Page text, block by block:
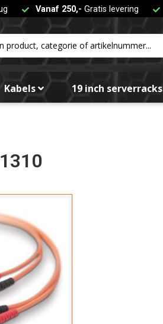
Vanaf 250,- Gratis levering
Kabels 19 inch serverracks